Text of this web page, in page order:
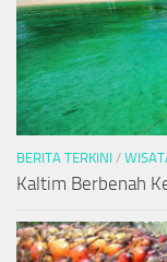
BERITA TERKINI /
Kaltim Berbenah